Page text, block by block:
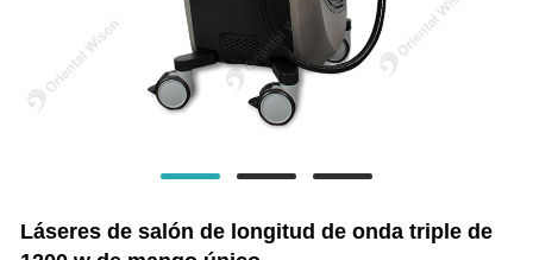
Láseres de salón de longitud de onda triple de